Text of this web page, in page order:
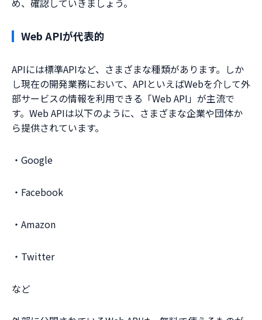
め、確認していきましょう。
Web APIが代表的
APIには標準APIなど、さまざまな種類があります。しか
し現在の開発業務において、APIといえばWebを介して外
部サービスの情報を利用できる「Web API」が主流で
す。Web APIは以下のように、さまざまな企業や団体か
ら提供されています。
・Google
・Facebook
・Amazon
・Twitter
など